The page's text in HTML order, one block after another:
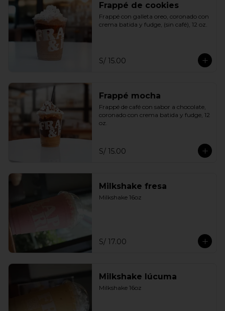
Frappé de cookies
Frappé con galleta oreo, coronado con
crema batida y fudge, (sin café), 12 oz.
S/ 15.00
Frappé mocha
Frappé de café con sabor a chocolate,
coronado con crema batida y fudge, 12
oz.
S/ 15.00
Milkshake fresa
Milkshake 16oz
S/ 17.00
Milkshake lúcuma
Milkshake 16oz